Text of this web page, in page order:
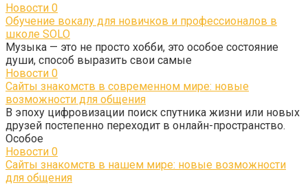
Новости 0
Обучение вокалу для новичков и профессионалов в
школе SOLO
Музыка — это не просто хобби, это особое состояние
души, способ выразить свои самые
Новости 0
Сайты знакомств в современном мире: новые
возможности для общения
В эпоху цифровизации поиск спутника жизни или новых
друзей постепенно переходит в онлайн-пространство.
Особое
Новости 0
Сайты знакомств в нашем мире: новые возможности
для общения